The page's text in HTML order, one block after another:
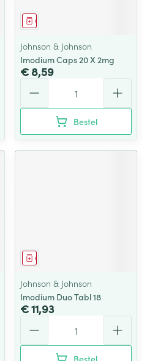
Geneesmiddel
Johnson & Johnson
Imodium Caps 20 X 2mg
€ 8,59
Bestel
Geneesmiddel
Johnson & Johnson
Imodium Duo Tabl 18
€ 11,93
Bestel